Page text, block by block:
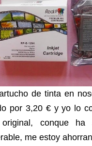
de tinta en
por 3,20 € y yo lo
conque ha
me estoy